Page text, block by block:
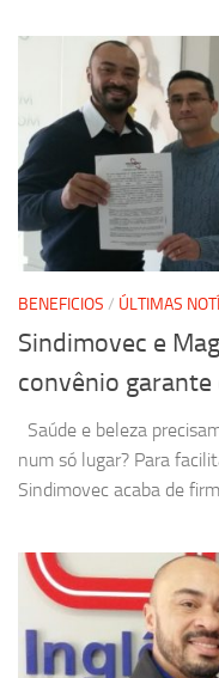
BENEFICIOS / ÚLTIMAS
Sindimovec e
convênio
Saúde e beleza
num só lugar? Para
Sindimovec acaba de